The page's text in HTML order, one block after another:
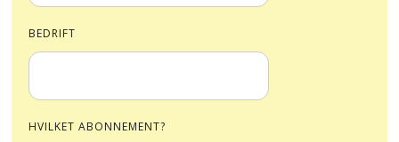
BEDRIFT
HVILKET ABONNEMENT?